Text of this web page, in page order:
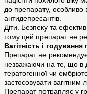
до препарату, особливо
антидепресантів.
Діти. Безпеку та
тому цей препарат не
Вагітність і
Препарат не
незважаючи на те, що в
тератогенної чи
застосовувати
Препарат потрапляє у